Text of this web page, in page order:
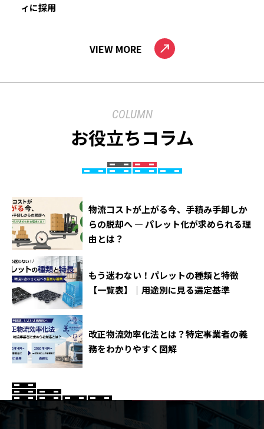
ィに採用
VIEW MORE
COLUMN
お役立ちコラム
物流コストが上がる今、手積み手卸しか
らの脱却へ ― パレット化が求められる理
由とは？
もう迷わない！パレットの種類と特徴
【一覧表】｜用途別に見る選定基準
改正物流効率化法とは？特定事業者の義
務をわかりやすく図解